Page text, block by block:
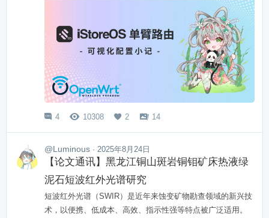
 4  10308  2  14
@Luminous · 2025年8月24日
【论文通讯】黑龙江铜山斑岩铜钼矿床热液绿
泥石短波红外光谱研究
短波红外光谱（SWIR）是近年来蚀变矿物勘查领域的新兴技
术，以便携、低成本、高效、指示性强等特点被广泛适用。